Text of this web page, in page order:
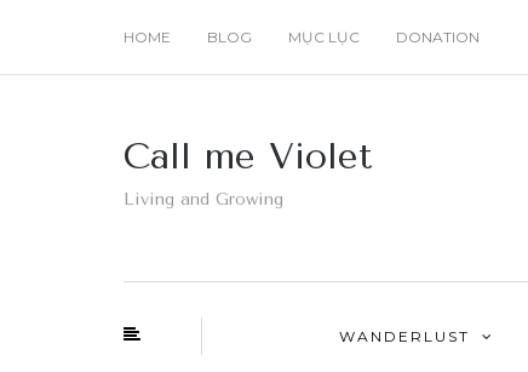
HOME BLOG MỤC LỤC DONATION
Call me Violet
Living and Growing
WANDERLUST